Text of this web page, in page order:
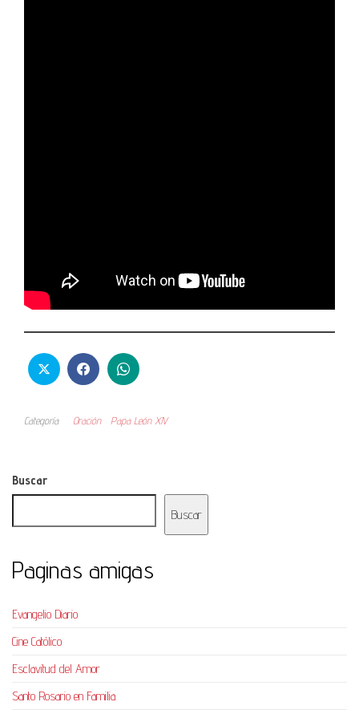
Categoría Oración Papa León XIV
Buscar
Buscar
Paginas amigas
Evangelio Diario
Cine Católico
Esclavitud del Amor
Santo Rosario en Familia